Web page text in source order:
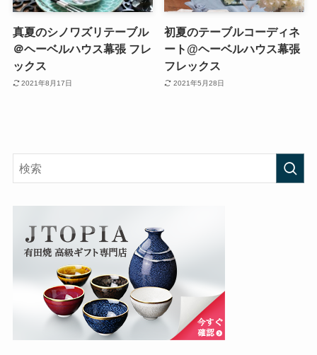
真夏のシノワズリテーブル
＠ヘーベルハウス幕張 フレ
ックス
2021年8月17日
初夏のテーブルコーディネ
ート@ヘーベルハウス幕張
フレックス
2021年5月28日